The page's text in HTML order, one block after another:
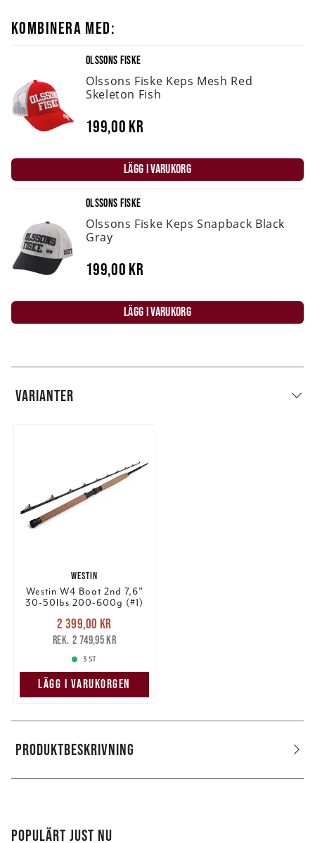
KOMBINERA MED:
OLSSONS FISKE
Olssons Fiske Keps Mesh Red
Skeleton Fish
199,00 kr
LÄGG I VARUKORG
OLSSONS FISKE
Olssons Fiske Keps Snapback Black
Gray
199,00 kr
LÄGG I VARUKORG
VARIANTER
WESTIN
Westin W4 Boat 2nd 7,6"
30-50lbs 200-600g (#1)
Nuvarande pris
2 399,00 krTidigare pris
2 749,95 kr
2 399,00 kr
2 749,95 kr
3 ST
LÄGG I VARUKORGEN
PRODUKTBESKRIVNING
POPULÄRT JUST NU